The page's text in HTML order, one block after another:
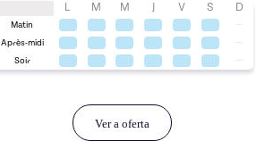
L M M J V S D
Matin
Après-midi
Soir
Ver a oferta